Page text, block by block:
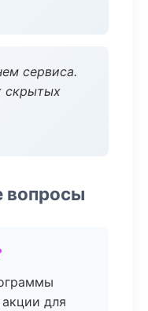
сервиса.
скрытых
вопросы
для